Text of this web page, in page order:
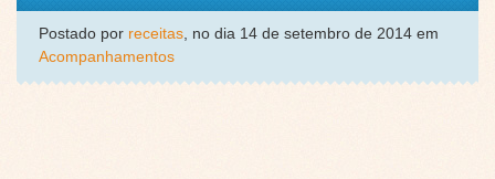
Postado por receitas, no dia 14 de setembro de 2014 em
Acompanhamentos